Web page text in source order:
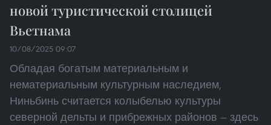
новой туристической столицей
Вьетнама
10/08/2025 09:07
Обладая богатым материальным и
нематериальным культурным наследием,
Ниньбинь считается колыбелью культуры
северной дельты и прибрежных районов — здесь